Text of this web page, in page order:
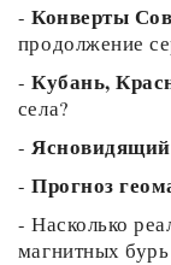
- Конверты
продолжение
- Кубань,
села?
- Ясновидящий
- Прогноз
- Насколько
магнитных